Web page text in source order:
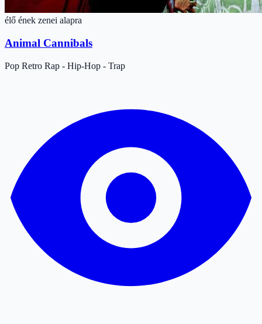
élő ének zenei alapra
Animal Cannibals
Pop Retro Rap - Hip-Hop - Trap